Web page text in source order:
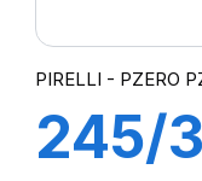
PIRELLI - PZERO
245/